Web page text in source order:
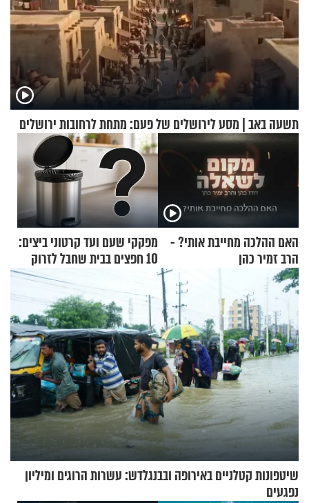
תשעה באב | מסע לירושלים של פעם: מתחת לרחובות ירושלים
האם ההלכה מחייבת אותי? -
הרב זמיר כהן
מפקקי שעם ועד קרטוני ביצים:
10 חפצים בבית שחבל לזרוק
לפח
שיטפונות קטלניים באירופה ובבנגלדש: עשרות הרוגים ומיליון
נפגעים